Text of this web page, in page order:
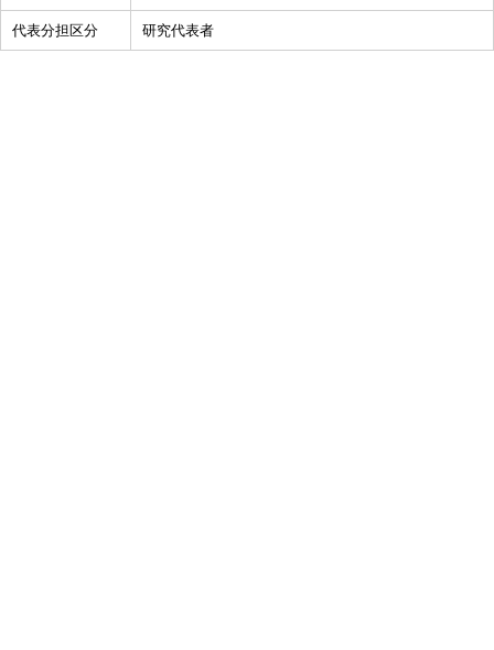
代表分担区分 研究代表者